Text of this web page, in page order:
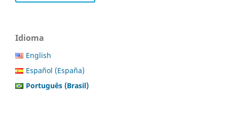
Idioma
English
Español (España)
Português (Brasil)